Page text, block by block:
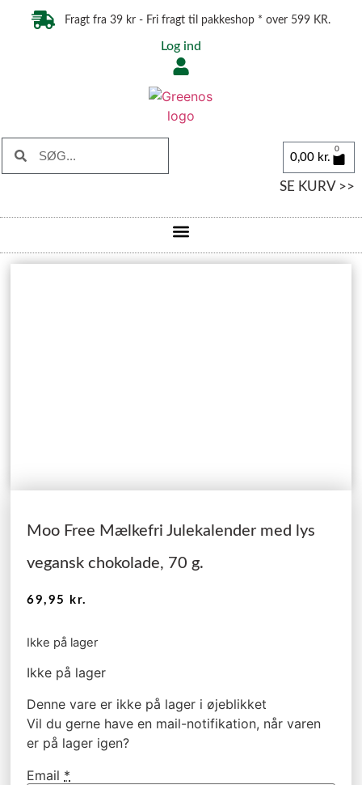
Fragt fra 39 kr - Fri fragt til pakkeshop * over 599 KR.
Log ind
0,00 kr.
0
SE KURV >>
Moo Free Mælkefri Julekalender med lys
vegansk chokolade, 70 g.
69,95 kr.
Ikke på lager
Ikke på lager
Denne vare er ikke på lager i øjeblikket
Vil du gerne have en mail-notifikation, når varen
er på lager igen?
Email *